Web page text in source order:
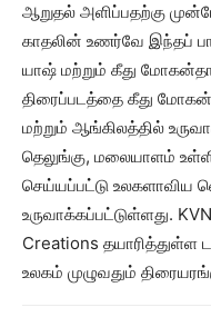
ஆறுதல் அளிப்பதற்கு
காதலின் உணர்வே இந்தப்
யாஷ் மற்றும் கீது
திரைப்படத்தை கீது
மற்றும் ஆங்கிலத்தில்
தெலுங்கு, மலையாளம்
செய்யப்பட்டு உலகளாவிய
உருவாக்கப்பட்டுள்ளது.
Creations
உலகம் முழுவதும்